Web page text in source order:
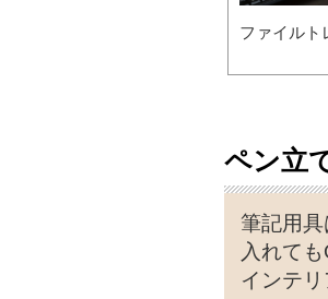
ファイルト
ペン立
筆記用
入れても
インテ